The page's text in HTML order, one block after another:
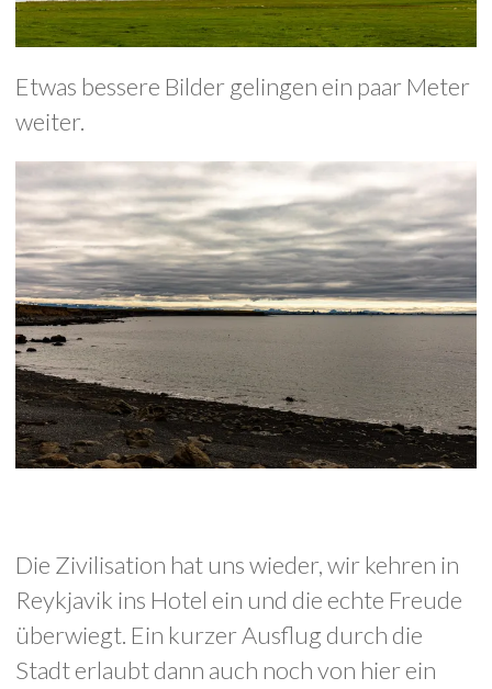
Etwas bessere Bilder gelingen ein paar Meter
weiter.
Die Zivilisation hat uns wieder, wir kehren in
Reykjavik ins Hotel ein und die echte Freude
überwiegt. Ein kurzer Ausflug durch die
Stadt erlaubt dann auch noch von hier ein